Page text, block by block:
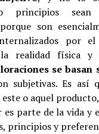
principios sean
son
por
realidad física y
se basan
subjetivas. Es así
o aquel
es parte de la vida y
principios y